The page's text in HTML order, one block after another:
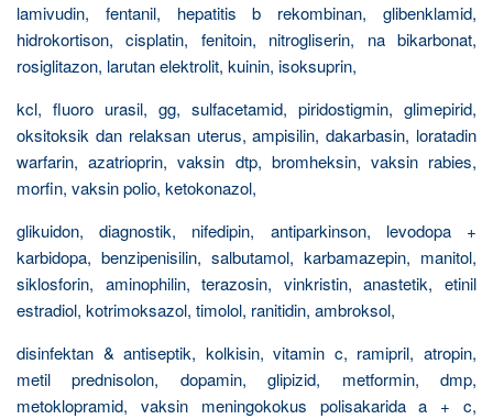
lamivudin, fentanil, hepatitis b rekombinan, glibenklamid,
hidrokortison, cisplatin, fenitoin, nitrogliserin, na bikarbonat,
rosiglitazon, larutan elektrolit, kuinin, isoksuprin,
kcl, fluoro urasil, gg, sulfacetamid, piridostigmin, glimepirid,
oksitoksik dan relaksan uterus, ampisilin, dakarbasin, loratadin
warfarin, azatrioprin, vaksin dtp, bromheksin, vaksin rabies,
morfin, vaksin polio, ketokonazol,
glikuidon, diagnostik, nifedipin, antiparkinson, levodopa +
karbidopa, benzipenisilin, salbutamol, karbamazepin, manitol,
siklosforin, aminophilin, terazosin, vinkristin, anastetik, etinil
estradiol, kotrimoksazol, timolol, ranitidin, ambroksol,
disinfektan & antiseptik, kolkisin, vitamin c, ramipril, atropin,
metil prednisolon, dopamin, glipizid, metformin, dmp,
metoklopramid, vaksin meningokokus polisakarida a + c,